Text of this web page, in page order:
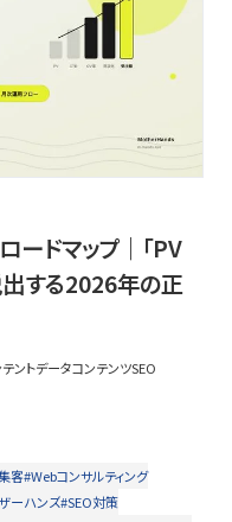
ドマップ｜「PV
する2026年の正
ントデータコンテンツSEO
客#Webコンサルティング
ーハンズ#SEO対策